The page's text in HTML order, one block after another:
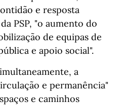
e resposta
PSP, "o aumento do
de equipas de
e apoio social".
a
e permanência"
e caminhos